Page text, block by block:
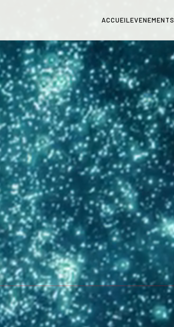
ACCUEILEVENEMENTS